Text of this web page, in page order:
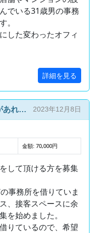
でいる31歳男の事務
。
した変わったオフィ
詳細を見る
路面店舗、最寄駅徒歩5分、希望があれば駐車場もあります。 2023年12月8日
金額: 70,000円
して頂ける方を募集
事務所を借りていま
、接客スペースに余
を始めました。
りているので、希望